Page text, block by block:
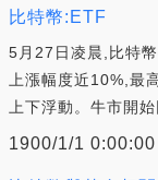
比特幣:ETF
5月27日凌晨,比特
上漲幅度近10%,最
上下浮動。牛市開
1900/1/1 0:00:00